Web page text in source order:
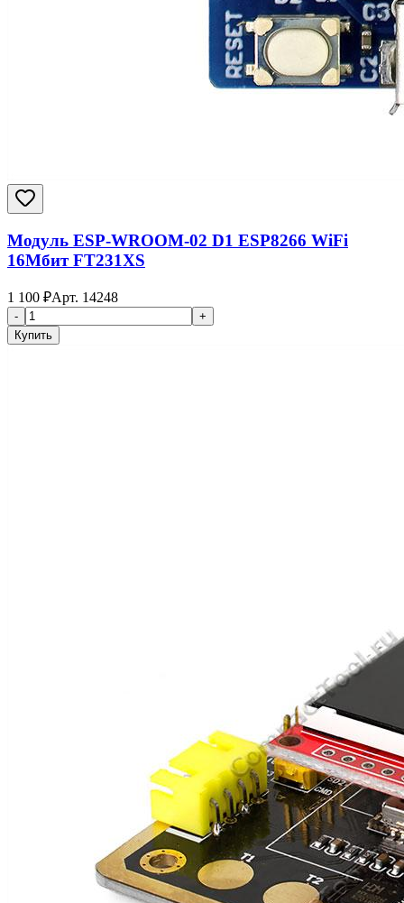
Модуль ESP-WROOM-02 D1 ESP8266 WiFi
16Мбит FT231XS
1 100 ₽Арт. 14248
-
+
Купить